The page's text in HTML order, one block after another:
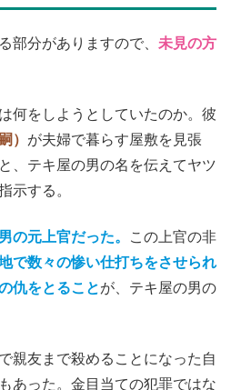
部分がありますので、 未見の方
は何をしようとしていたのか。彼
） が夫婦で暮らす屋敷を見張
、テキ屋の男の名を伝えてヤツ
示する。
の元上官だった。
この上官の非
で数々の惨い仕打ちをさせられ
仇をとることが、テキ屋の男の
親友まで殺めることになった自
あった。金目当ての犯罪ではな